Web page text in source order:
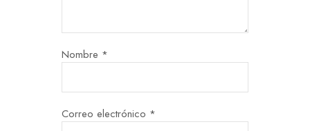
Nombre *
Correo electrónico *